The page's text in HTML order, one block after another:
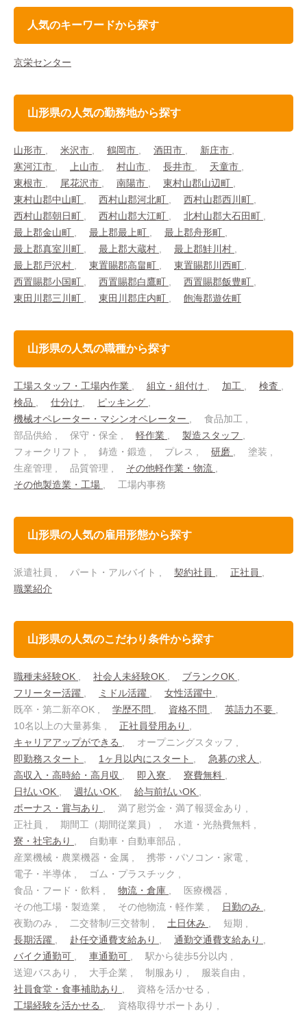
人気のキーワードから探す
京栄センター
山形県の人気の勤務地から探す
山形市 米沢市 鶴岡市 酒田市
新庄市
寒河江市
上山市 村山市 長井市
天童市
東根市
尾花沢市 南陽市
東村山郡山辺町
東村山郡中山町
西村山郡河北町
西村山郡西川町
西村山郡朝日町
西村山郡大江町
北村山郡大石田町
最上郡金山町
最上郡最上町
最上郡舟形町
最上郡真室川町
最上郡大蔵村
最上郡鮭川村
最上郡戸沢村
東置賜郡高畠町
東置賜郡川西町
西置賜郡小国町
西置賜郡白鷹町
西置賜郡飯豊町
東田川郡三川町
東田川郡庄内町 飽海郡遊佐町
山形県の人気の職種から探す
工場スタッフ・工場内作業 組立・組付け 加工
検査
検品
仕分け
ピッキング
機械オペレーター・マシンオペレーター
食品加工
部品供給
保守・保全 軽作業
製造スタッフ
フォークリフト
鋳造・鍛造 プレス 研磨
塗装
生産管理
品質管理
その他軽作業・物流
その他製造業・工場
工場内事務
山形県の人気の雇用形態から探す
派遣社員 パート・アルバイト 契約社員
正社員
職業紹介
山形県の人気のこだわり条件から探す
職種未経験OK 社会人未経験OK
ブランクOK
フリーター活躍
ミドル活躍
女性活躍中
既卒・第二新卒OK
学歴不問 資格不問
英語力不要
10名以上の大量募集
正社員登用あり
キャリアアップができる
オープニングスタッフ
即勤務スタート
1ヶ月以内にスタート
急募の求人
高収入・高時給・高月収
即入寮
寮費無料
日払いOK
週払いOK
給与前払いOK
ボーナス・賞与あり
満了慰労金・満了報奨金あり
正社員
期間工（期間従業員）
水道・光熱費無料
寮・社宅あり
自動車・自動車部品
産業機械・農業機器・金属
携帯・パソコン・家電
電子・半導体
ゴム・プラスチック
食品・フード・飲料
物流・倉庫
医療機器
その他工場・製造業
その他物流・軽作業
日勤のみ
夜勤のみ
二交替制/三交替制 土日休み
短期
長期活躍
赴任交通費支給あり
通勤交通費支給あり
バイク通勤可
車通勤可
駅から徒歩5分以内
送迎バスあり
大手企業 制服あり
服装自由
社員食堂・食事補助あり
資格を活かせる
工場経験を活かせる
資格取得サポートあり